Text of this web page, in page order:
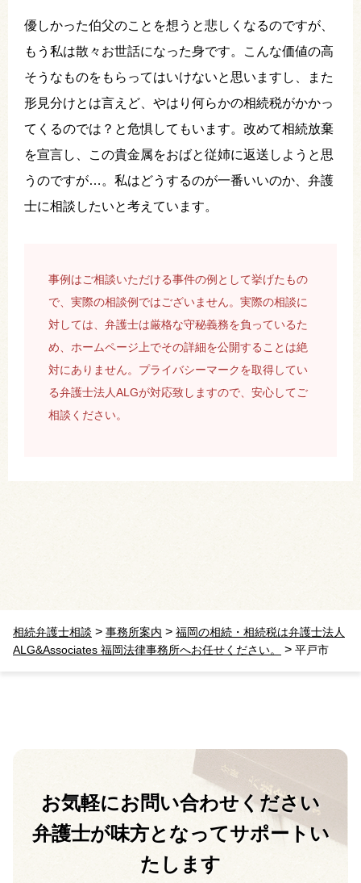
優しかった伯父のことを想うと悲しくなるのですが、
もう私は散々お世話になった身です。こんな価値の高
そうなものをもらってはいけないと思いますし、また
形見分けとは言えど、やはり何らかの相続税がかかっ
てくるのでは？と危惧してもいます。改めて相続放棄
を宣言し、この貴金属をおばと従姉に返送しようと思
うのですが…。私はどうするのが一番いいのか、弁護
士に相談したいと考えています。
事例はご相談いただける事件の例として挙げたもの
で、実際の相談例ではございません。実際の相談に
対しては、弁護士は厳格な守秘義務を負っているた
め、ホームページ上でその詳細を公開することは絶
対にありません。プライバシーマークを取得してい
る弁護士法人ALGが対応致しますので、安心してご
相談ください。
相続弁護士相談 > 事務所案内 > 福岡の相続・相続税は弁護士法人
ALG&Associates 福岡法律事務所へお任せください。
> 平戸市
お気軽にお問い合わせください
弁護士が味方となってサポートい
たします